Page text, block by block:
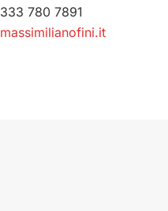
333 780 7891
massimilianofini.it